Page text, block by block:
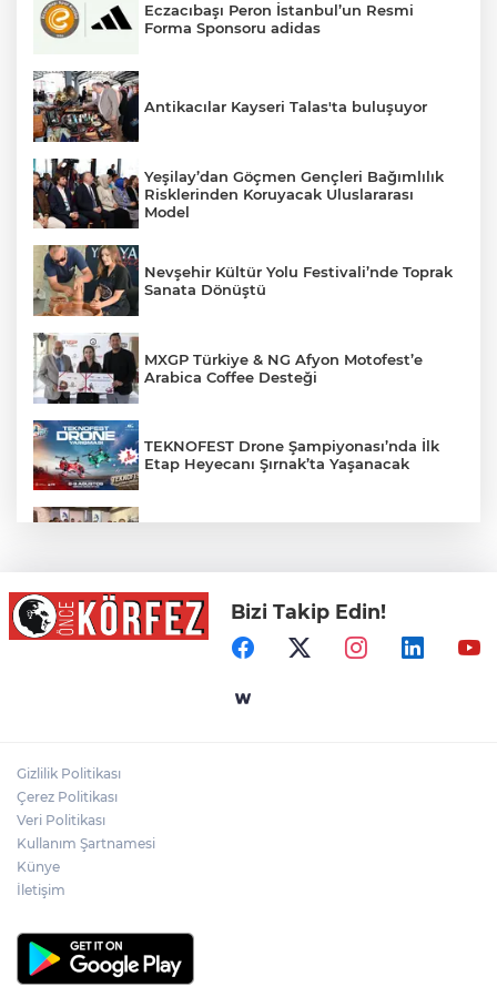
Eczacıbaşı Peron İstanbul’un Resmi
Forma Sponsoru adidas
Antikacılar Kayseri Talas'ta buluşuyor
Yeşilay’dan Göçmen Gençleri Bağımlılık
Risklerinden Koruyacak Uluslararası
Model
Nevşehir Kültür Yolu Festivali’nde Toprak
Sanata Dönüştü
MXGP Türkiye & NG Afyon Motofest’e
Arabica Coffee Desteği
TEKNOFEST Drone Şampiyonası’nda İlk
Etap Heyecanı Şırnak’ta Yaşanacak
İzmir İtfaiyesi’ne 13,5 Milyon Euro’luk
Teknoloji Yatırımı
Yelkencilerin Zorlu Mücadelesi Nefesleri
Bizi Takip Edin!
Gizlilik Politikası
Çerez Politikası
Veri Politikası
Kullanım Şartnamesi
Künye
İletişim